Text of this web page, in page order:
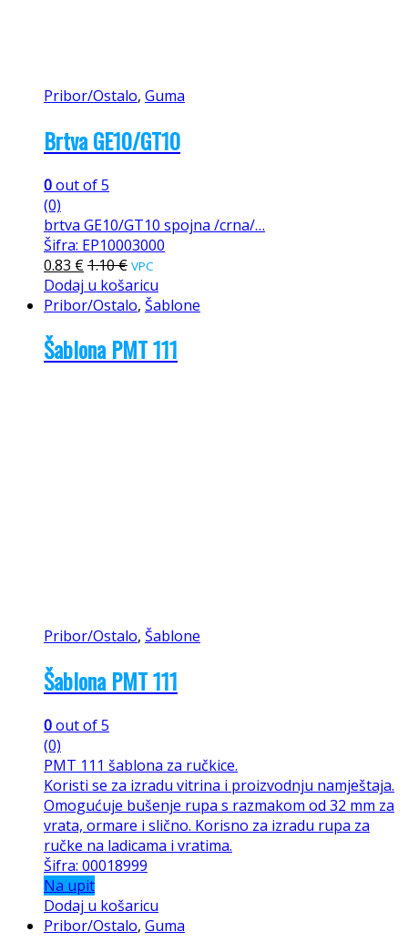
Pribor/Ostalo, Guma
Brtva GE10/GT10
0out of 5
(0)
brtva GE10/GT10 spojna /crna/…
Šifra: EP10003000
0.83 €1.10€ VPC
Dodaj u košaricu
Pribor/Ostalo, Šablone
Šablona PMT 111
Pribor/Ostalo, Šablone
Šablona PMT 111
0out of 5
(0)
PMT 111 šablona za ručkice.
Koristi se za izradu vitrina i proizvodnju namještaja.
Omogućuje bušenje rupa s razmakom od 32 mm za
vrata, ormare i slično. Korisno za izradu rupa za
ručke na ladicama i vratima.
Šifra: 00018999
Na upit
Dodaj u košaricu
Pribor/Ostalo, Guma